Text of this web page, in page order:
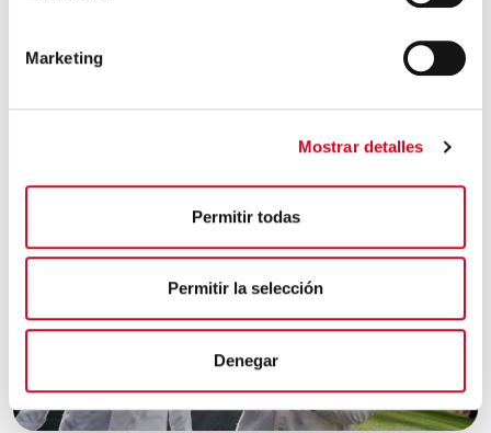
Marketing
Mostrar detalles
Permitir todas
Permitir la selección
Denegar